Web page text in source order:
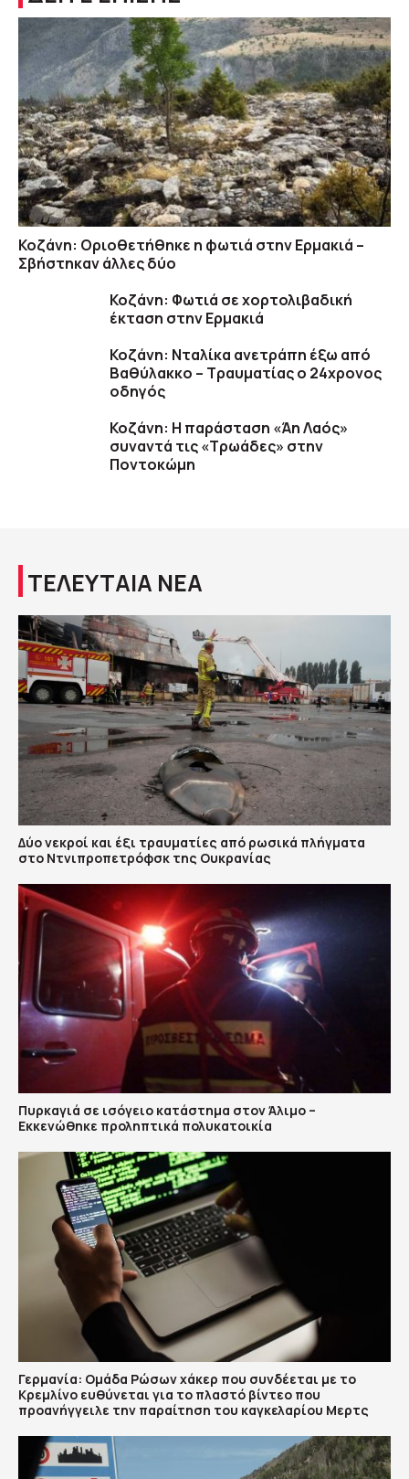
Κοζάνη: Οριοθετήθηκε η φωτιά στην Ερμακιά –
Σβήστηκαν άλλες δύο
Κοζάνη: Φωτιά σε χορτολιβαδική
έκταση στην Ερμακιά
Κοζάνη: Νταλίκα ανετράπη έξω από
Βαθύλακκο – Τραυματίας ο 24χρονος
οδηγός
Κοζάνη: Η παράσταση «Άη Λαός»
συναντά τις «Τρωάδες» στην
Ποντοκώμη
ΤΕΛΕΥΤΑΙΑ ΝΕΑ
Δύο νεκροί και έξι τραυματίες από ρωσικά πλήγματα
στο Ντνιπροπετρόφσκ της Ουκρανίας
Πυρκαγιά σε ισόγειο κατάστημα στον Άλιμο –
Εκκενώθηκε προληπτικά πολυκατοικία
Γερμανία: Ομάδα Ρώσων χάκερ που συνδέεται με το
Κρεμλίνο ευθύνεται για το πλαστό βίντεο που
προανήγγειλε την παραίτηση του καγκελαρίου Μερτς